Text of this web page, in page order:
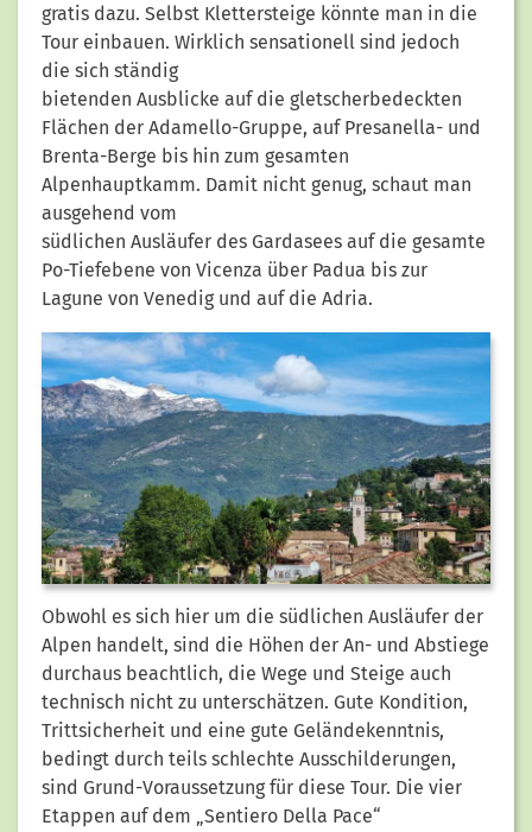
gratis dazu. Selbst Klettersteige könnte man in die
Tour einbauen. Wirklich sensationell sind jedoch
die sich ständig
bietenden Ausblicke auf die gletscherbedeckten
Flächen der Adamello-Gruppe, auf Presanella- und
Brenta-Berge bis hin zum gesamten
Alpenhauptkamm. Damit nicht genug, schaut man
ausgehend vom
südlichen Ausläufer des Gardasees auf die gesamte
Po-Tiefebene von Vicenza über Padua bis zur
Lagune von Venedig und auf die Adria.
Obwohl es sich hier um die südlichen Ausläufer der
Alpen handelt, sind die Höhen der An- und Abstiege
durchaus beachtlich, die Wege und Steige auch
technisch nicht zu unterschätzen. Gute Kondition,
Trittsicherheit und eine gute Geländekenntnis,
bedingt durch teils schlechte Ausschilderungen,
sind Grund-Voraussetzung für diese Tour. Die vier
Etappen auf dem „Sentiero Della Pace“